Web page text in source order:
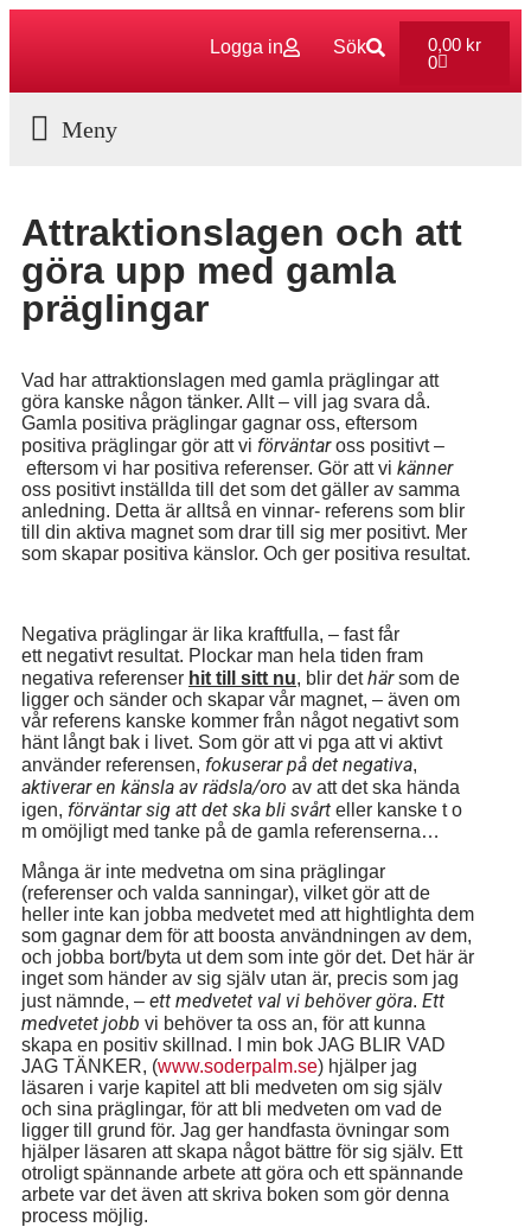
Logga in Sök 0,00 kr
0
Attraktionslagen och att
göra upp med gamla
präglingar
Vad har attraktionslagen med gamla präglingar att
göra kanske någon tänker. Allt – vill jag svara då.
Gamla positiva präglingar gagnar oss, eftersom
positiva präglingar gör att vi förväntaross positivt –
eftersom vi har positiva referenser. Gör att vi känner
oss positivt inställda till det som det gäller av samma
anledning. Detta är alltså en vinnar- referens som blir
till din aktiva magnet som drar till sig mer positivt. Mer
som skapar positiva känslor. Och ger positiva resultat.
Negativa präglingar är lika kraftfulla, – fast får
ett negativt resultat. Plockar man hela tiden fram
negativa referenser hit till sitt nu, blir dethärsom de
ligger och sänder och skapar vår magnet, – även om
vår referens kanske kommer från något negativt som
hänt långt bak i livet. Som gör att vi pga att vi aktivt
använder referensen, fokuserar på det negativa,
aktiverar en känsla av rädsla/oro av att det ska hända
igen, förväntar sig att det ska bli svårt eller kanske t o
m omöjligt med tanke på de gamla referenserna…
Många är inte medvetna om sina präglingar
(referenser och valda sanningar), vilket gör att de
heller inte kan jobba medvetet med att hightlighta dem
som gagnar dem för att boosta användningen av dem,
och jobba bort/byta ut dem som inte gör det. Det här är
inget som händer av sig själv utan är, precis som jag
just nämnde, – ett medvetet val vi behöver göra. Ett
medvetet jobb vi behöver ta oss an, för att kunna
skapa en positiv skillnad. I min bok JAG BLIR VAD
JAG TÄNKER, (www.soderpalm.se) hjälper jag
läsaren i varje kapitel att bli medveten om sig själv
och sina präglingar, för att bli medveten om vad de
ligger till grund för. Jag ger handfasta övningar som
hjälper läsaren att skapa något bättre för sig själv. Ett
otroligt spännande arbete att göra och ett spännande
arbete var det även att skriva boken som gör denna
process möjlig.